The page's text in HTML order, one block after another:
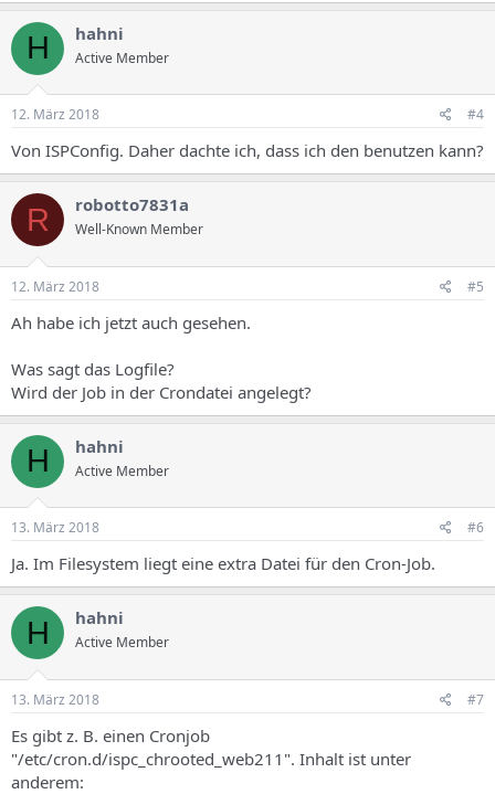
H hahni
Active Member
12. März 2018 #4
Von ISPConfig. Daher dachte ich, dass ich den benutzen kann?
R robotto7831a
Well-Known Member
12. März 2018 #5
Ah habe ich jetzt auch gesehen.
Was sagt das Logfile?
Wird der Job in der Crondatei angelegt?
H hahni
Active Member
13. März 2018 #6
Ja. Im Filesystem liegt eine extra Datei für den Cron-Job.
H hahni
Active Member
13. März 2018 #7
Es gibt z. B. einen Cronjob
"/etc/cron.d/ispc_chrooted_web211". Inhalt ist unter
anderem: